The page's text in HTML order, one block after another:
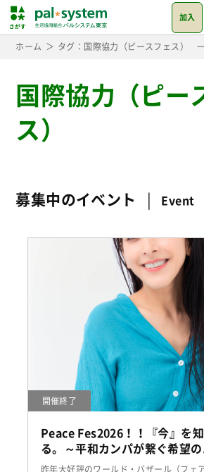
加入
ホーム タグ：国際協力（ピースフェス）
国際協力（ピー
ス）
募集中のイベント Event
開催終了
Peace Fes2026！！『今』を
る。～平和カンパが繋ぐ希望
昨年大好評のワールド・バザール（フェ